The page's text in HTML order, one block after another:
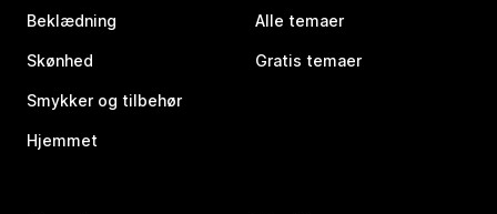
Beklædning
Skønhed
Smykker og tilbehør
Hjemmet
Alle temaer
Gratis temaer